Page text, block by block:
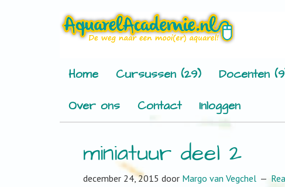
Home Cursussen (29) Docenten
Over ons
Contact Inloggen
miniatuur deel 2
december 24, 2015 door Margo van Vegchel